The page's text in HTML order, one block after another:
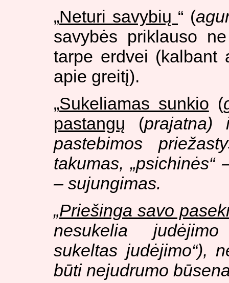
„Neturi savybių “ (
savybės priklauso
tarpe erdvei (kalbant
apie greitį).
„Sukeliamas sunkio (
pastangų (prajatna)
pastebimos
takumas, „psichinės“
– sujungimas.
„Priešinga savo
nesukelia
sukeltas judėjimo“),
būti nejudrumo